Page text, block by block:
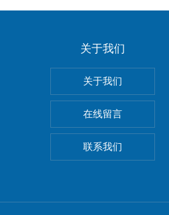
关于我们
关于我们
在线留言
联系我们